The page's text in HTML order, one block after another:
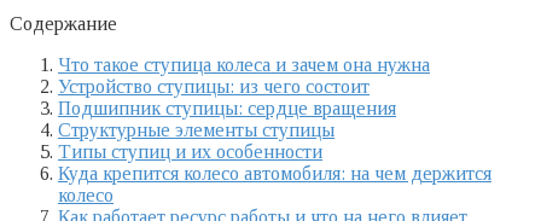
Содержание
Что такое ступица колеса и зачем она нужна
Устройство ступицы: из чего состоит
Подшипник ступицы: сердце вращения
Структурные элементы ступицы
Типы ступиц и их особенности
Куда крепится колесо автомобиля: на чем держится
колесо
Как работает ресурс работы и что на него влияет